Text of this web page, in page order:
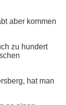
aber kommen
zu hundert
hat man